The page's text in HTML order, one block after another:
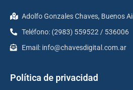
Adolfo Gonzales Chaves, Buenos
Teléfono: (2983) 559522 / 536006
Email: info@chavesdigital.com.ar
Política de privacidad